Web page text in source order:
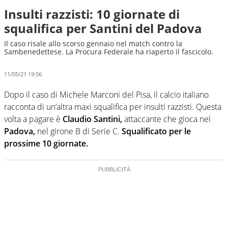
Insulti razzisti: 10 giornate di
squalifica per Santini del Padova
Il caso risale allo scorso gennaio nel match contro la
Sambenedettese. La Procura Federale ha riaperto il fascicolo.
11/05/21 19:56
Dopo il caso di Michele Marconi del Pisa, il calcio italiano
racconta di un’altra maxi squalifica per insulti razzisti. Questa
volta a pagare è Claudio Santini,attaccante che gioca nel
Padova, nel girone B di Serie C. Squalificato per le
prossime 10 giornate.